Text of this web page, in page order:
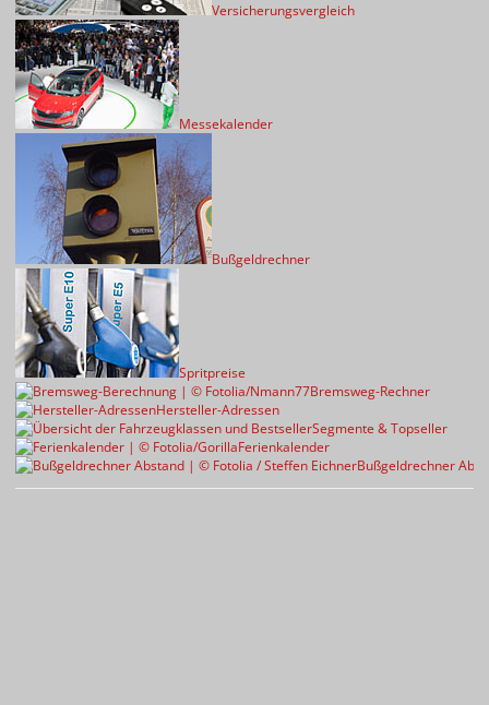
Versicherungsvergleich
Messekalender
Bußgeldrechner
Spritpreise
Bremsweg-Rechner
Hersteller-Adressen
Segmente & Topseller
Ferienkalender
Bußgeldrechner